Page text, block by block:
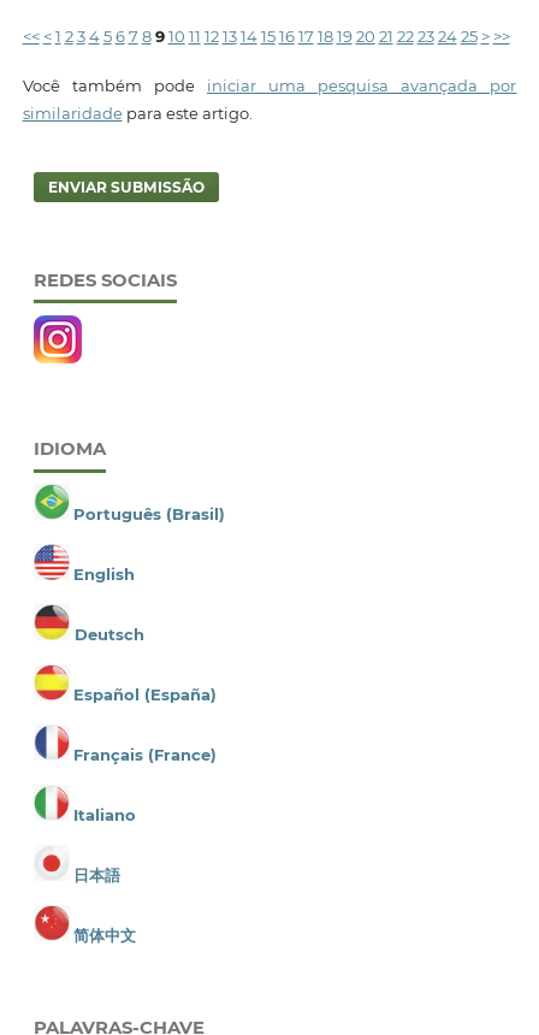
<< < 1 2 3 4 5 6 7 8 9 10 11 12 13 14 15 16 17 18 19 20 21 22 23 24 25 > >>
Você também pode iniciar uma pesquisa avançada por
similaridadepara este artigo.
ENVIAR SUBMISSÃO
REDES SOCIAIS
IDIOMA
Português (Brasil)
English
Deutsch
Español (España)
Français (France)
Italiano
日本語
简体中文
PALAVRAS-CHAVE